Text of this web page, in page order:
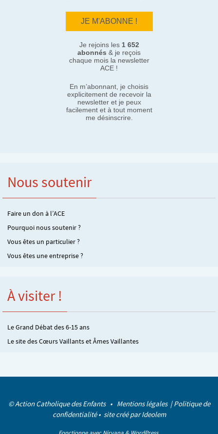
Je rejoins les 1 652
abonnés & je reçois
chaque mois la newsletter
ACE !
En m’abonnant, je choisis
explicitement de recevoir la
newsletter et je peux
facilement et à tout moment
me désinscrire.
Nous soutenir
Faire un don à l’ACE
Pourquoi nous soutenir ?
Vous êtes un particulier ?
Vous êtes une entreprise ?
À visiter !
Le Grand Débat des 6-15 ans
Le site des Cœurs Vaillants et Âmes Vaillantes
© Action Catholique des Enfants • Mentions légales |Politique de
confidentialité• site créé parIdeolem